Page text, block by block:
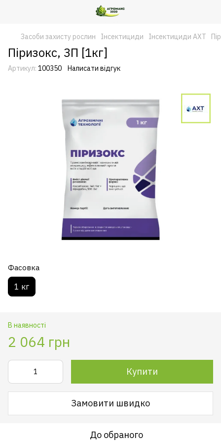
Засоби захисту рослин Інсектициди Інсектициди АХТ
Піризокс, ЗП [1кг]
Артикул: 100350 Написати відгук
Фасовка
1 кг
В наявності
2 064 грн
Купити
Замовити швидко
До обраного